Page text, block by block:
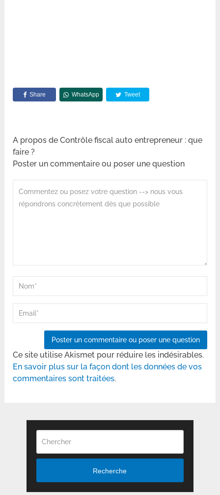
Share WhatsApp Tweet
A propos de Contrôle fiscal auto entrepreneur : que
faire ?
Poster un commentaire ou poser une question
Ce site utilise Akismet pour réduire les indésirables.
En savoir plus sur la façon dont les données de vos
commentaires sont traitées.
Recherche